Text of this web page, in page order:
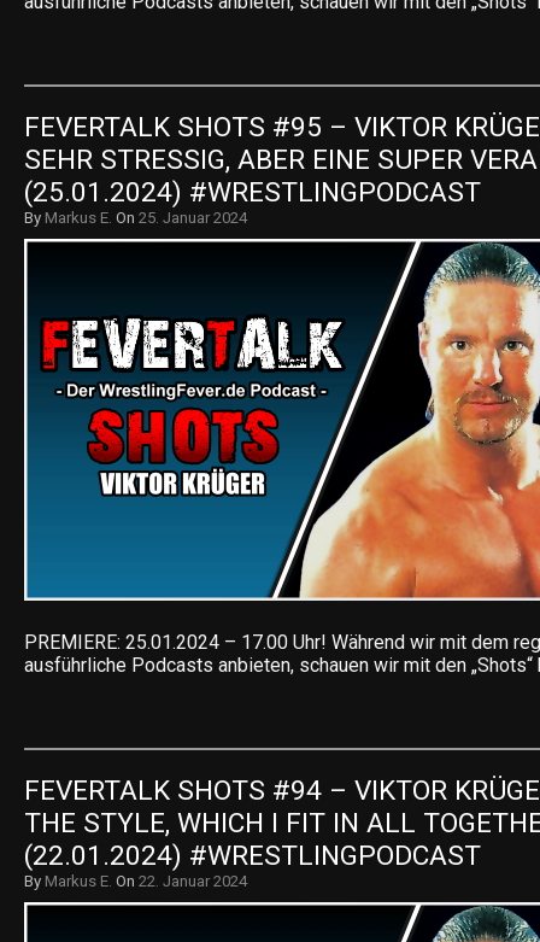
FEVERTALK SHOTS #95 – VIKTOR
SEHR STRESSIG, ABER EINE SUPER
(25.01.2024) #WRESTLINGPODCAST
By Markus E. On 25. Januar 2024
PREMIERE: 25.01.2024 – 17.00 Uhr! Während wir mit dem
ausführliche Podcasts anbieten, schauen wir mit den „Shots“
FEVERTALK SHOTS #94 – VIKTOR
THE STYLE, WHICH I FIT IN ALL
(22.01.2024) #WRESTLINGPODCAST
By Markus E. On 22. Januar 2024